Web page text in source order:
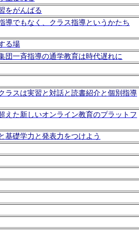
をがんばる
でもなく、クラス指導というかたち
る場
一斉指導の通学教育は時代遅れに
ラスは実習と対話と読書紹介と個別指導
た新しいオンライン教育のプラットフ
礎学力と発表力をつけよう